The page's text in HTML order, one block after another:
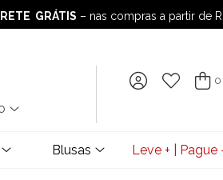
GRÁTIS – nas compras a partir de
GRÁTIS– nas compras a partir de
0
Blusas Leve + | Pague